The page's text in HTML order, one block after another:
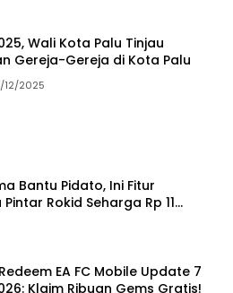
Wali Kota Palu Tinjau
Gereja-Gereja di Kota Palu
12/2025
Bantu Pidato, Ini Fitur
Rokid Seharga Rp 11
EA FC Mobile Update 7
Klaim Ribuan Gems Gratis!